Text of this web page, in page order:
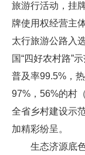
旅游行活动，挂
牌使用权经营主
太行旅游公路入
国“四好农村路”
普及率99.5%，
97%，56%的村
全省乡村建设示
加精彩纷呈。
生态济源底